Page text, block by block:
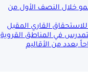
خلال النصف الأول من
القاري المقبل
في المناطق القروية
بعدد من الأقاليم